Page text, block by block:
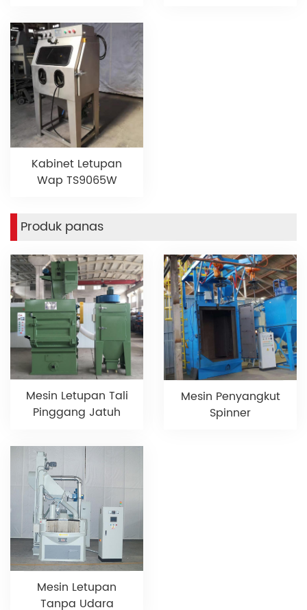
Kabinet Letupan
Wap TS9065W
Produk panas
Mesin Letupan Tali
Pinggang Jatuh
Mesin Penyangkut
Spinner
Mesin Letupan
Tanpa Udara